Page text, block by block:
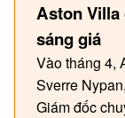
Aston
sáng giá
Vào tháng 4,
Sverre
Giám đốc